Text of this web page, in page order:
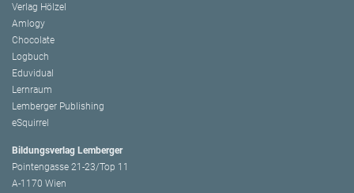
Verlag Hölzel
Amlogy
Chocolate
Logbuch
Eduvidual
Lernraum
Lemberger Publishing
eSquirrel
Bildungsverlag Lemberger
Pointengasse 21-23/Top 11
A-1170 Wien